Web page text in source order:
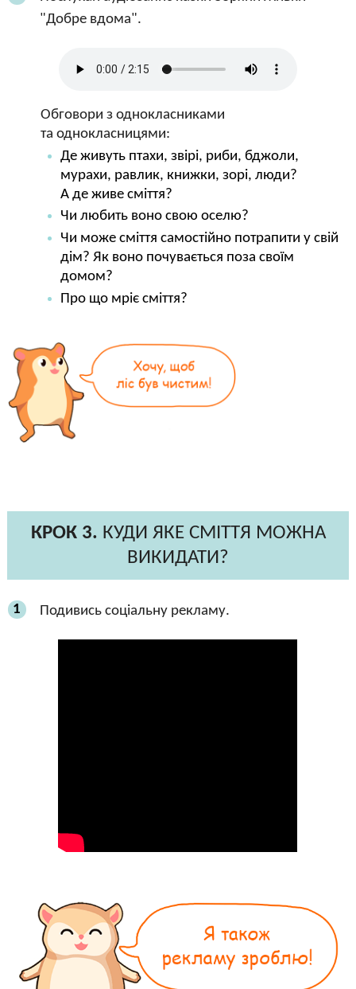
"Добре вдома".
Обговори з однокласниками
та однокласницями:
Де живуть птахи, звірі, риби, бджоли,
мурахи, равлик, книжки, зорі, люди?
А де живе сміття?
Чи любить воно свою оселю?
Чи може сміття самостійно потрапити у свій
дім? Як воно почувається поза своїм
домом?
Про що мріє сміття?
КРОК 3. КУДИ ЯКЕ СМІТТЯ МОЖНА
ВИКИДАТИ?
1 Подивись соціальну рекламу.